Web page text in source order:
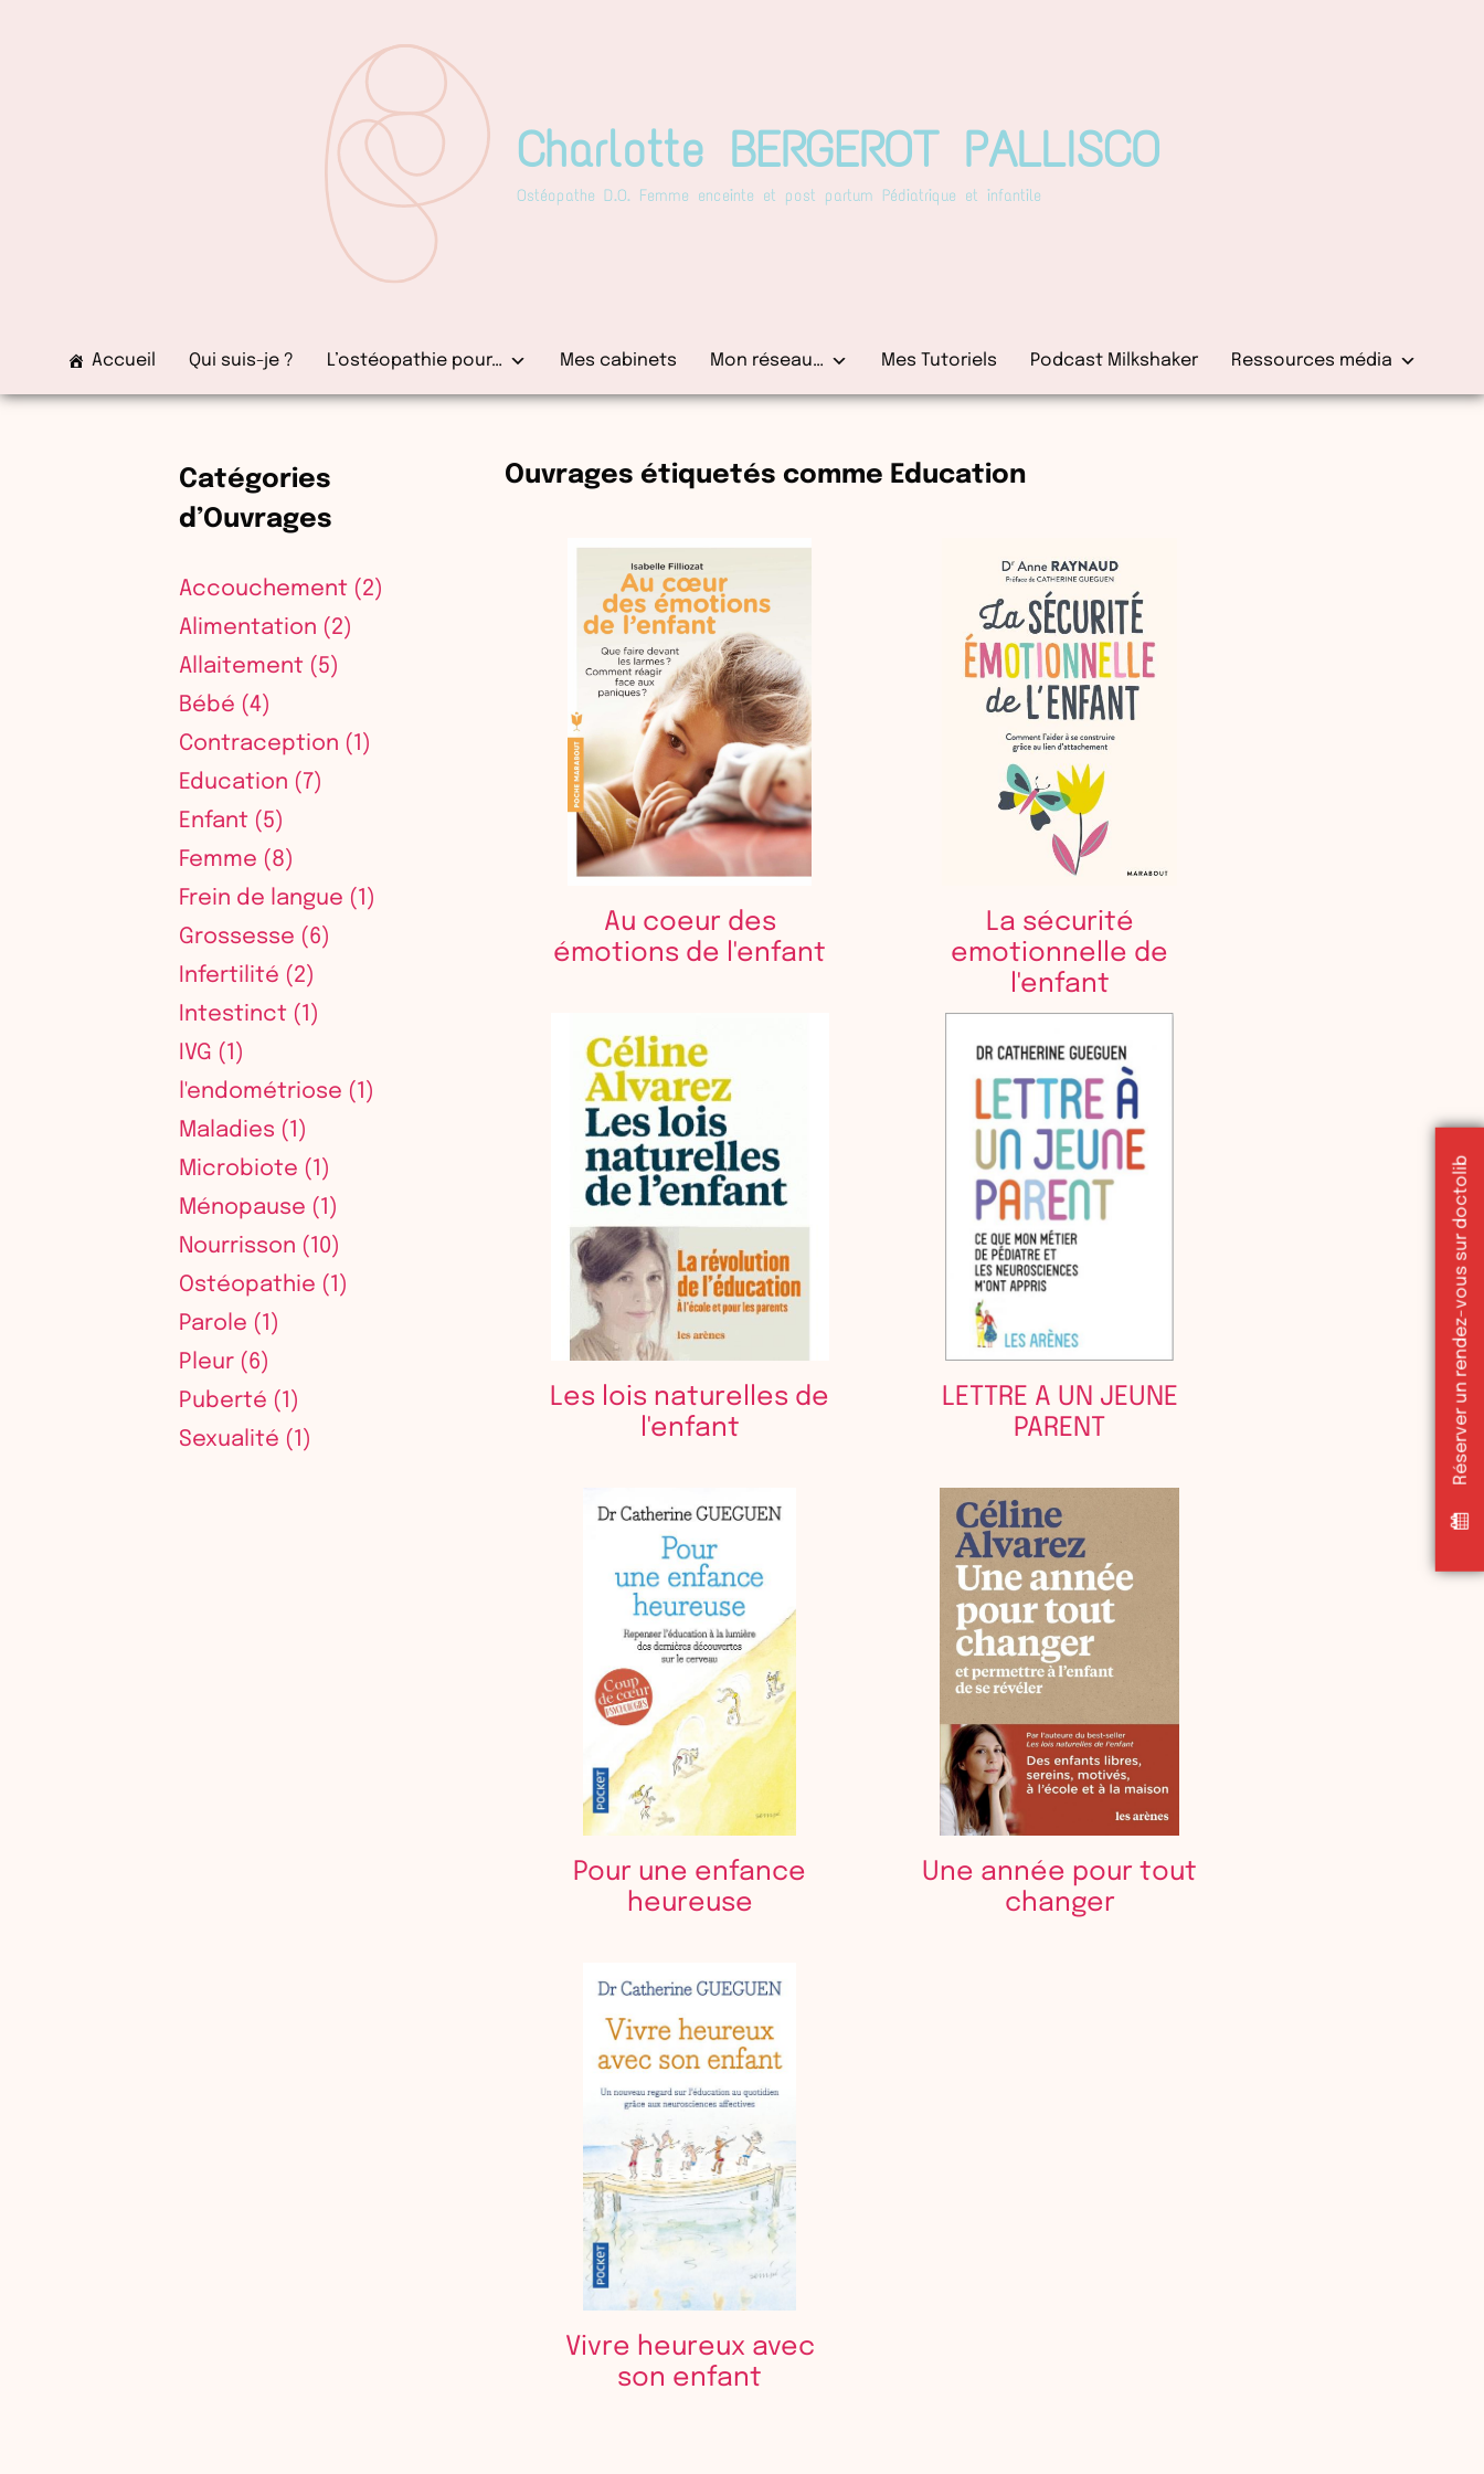
Charlotte BERGEROT PALLISCO
Ostéopathe D.O. Femme enceinte et post partum Pédiatrique et infantile
Accueil Qui suis-je ? L’ostéopathie pour… Mes cabinets Mon réseau… Mes Tutoriels Podcast Milkshaker Ressources média
Ouvrages étiquetés comme Education
Au coeur des
émotions de l'enfant
La sécurité
emotionnelle de
l'enfant
Les lois naturelles de
l'enfant
LETTRE A UN JEUNE
PARENT
Pour une enfance
heureuse
Une année pour tout
changer
Vivre heureux avec
son enfant
Catégories
d’Ouvrages
Accouchement (2)
Alimentation (2)
Allaitement (5)
Bébé (4)
Contraception (1)
Education (7)
Enfant (5)
Femme (8)
Frein de langue (1)
Grossesse (6)
Infertilité (2)
Intestinct (1)
IVG (1)
l'endométriose (1)
Maladies (1)
Microbiote (1)
Ménopause (1)
Nourrisson (10)
Ostéopathie (1)
Parole (1)
Pleur (6)
Puberté (1)
Sexualité (1) Réserver un rendez-vous sur doctolib